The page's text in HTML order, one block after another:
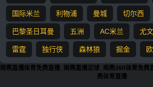
国际米兰 利物浦 曼城 切尔西
巴黎圣日耳曼 五洲 AC米兰 尤
雷霆 独行侠 森林狼 掘金
雨燕直播体育免费直播_雨燕直播足球_雨燕360体育免费
燕体育直播